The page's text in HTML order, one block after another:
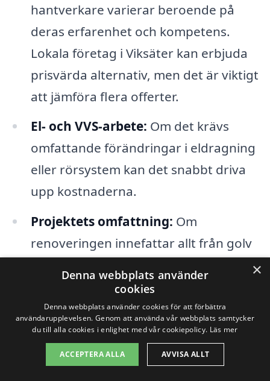
hantverkare varierar beroende på
deras erfarenhet och kompetens.
Lokala företag i Viksäter kan erbjuda
prisvärda alternativ, men det är viktigt
att jämföra flera offerter.
El- och VVS-arbete: Om det krävs
omfattande förändringar i eldragning
eller rörsystem kan det snabbt driva
upp kostnaderna.
Projektets omfattning: Om
renoveringen innefattar allt från golv
till tak, inklusive vitvaror, kan detta öka
kostnaden avsevärt. En fokuserad
renovering av endast skåp och ytor
kan vara mer ekonomiskt.
När ni funderar på köksrenovering i
×
Denna webbplats använder
cookies
Denna webbplats använder cookies för att förbättra
användarupplevelsen. Genom att använda vår webbplats samtycker
du till alla cookies i enlighet med vår cookiepolicy. Läs mer
ACCEPTERA ALLA AVVISA ALLT